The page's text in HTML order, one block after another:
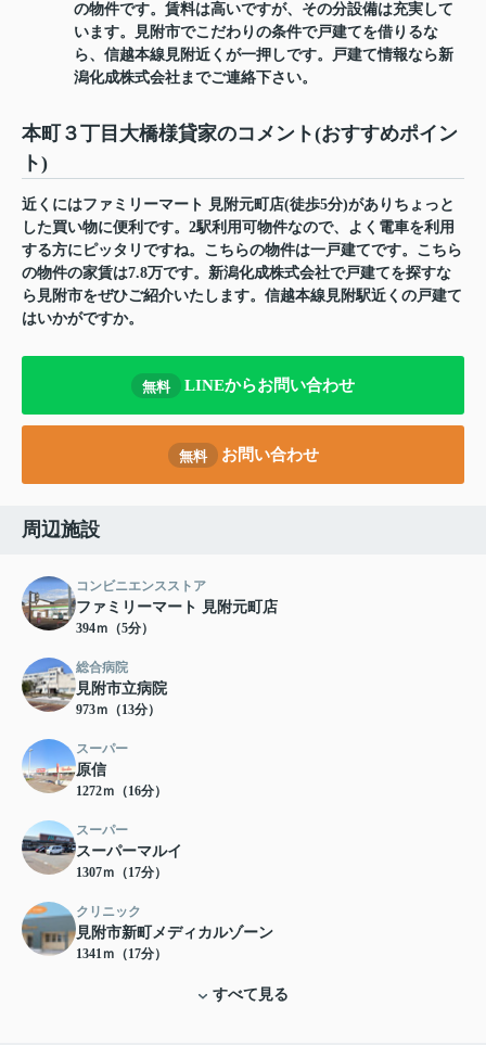
の物件です。賃料は高いですが、その分設備は充実して
います。見附市でこだわりの条件で戸建てを借りるな
ら、信越本線見附近くが一押しです。戸建て情報なら新
潟化成株式会社までご連絡下さい。
本町３丁目大橋様貸家のコメント(おすすめポイン
ト)
近くにはファミリーマート 見附元町店(徒歩5分)がありちょっと
した買い物に便利です。2駅利用可物件なので、よく電車を利用
する方にピッタリですね。こちらの物件は一戸建てです。こちら
の物件の家賃は7.8万です。新潟化成株式会社で戸建てを探すな
ら見附市をぜひご紹介いたします。信越本線見附駅近くの戸建て
はいかがですか。
無料 LINEからお問い合わせ
無料 お問い合わせ
周辺施設
コンビニエンスストア
ファミリーマート 見附元町店
394ｍ（5分）
総合病院
見附市立病院
973ｍ（13分）
スーパー
原信
1272ｍ（16分）
スーパー
スーパーマルイ
1307ｍ（17分）
クリニック
見附市新町メディカルゾーン
1341ｍ（17分）
すべて見る